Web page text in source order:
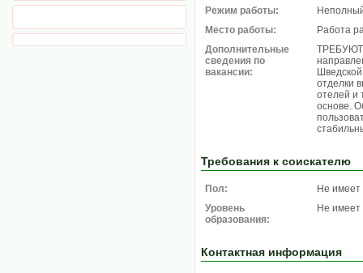
Режим работы:
Место работы:
Работа
Дополнительные
сведения по
вакансии:
отделки
отелей и
основе.
Требования к соискателю
Пол:
Не имеет
Уровень
образования:
Не имеет
Контактная информация